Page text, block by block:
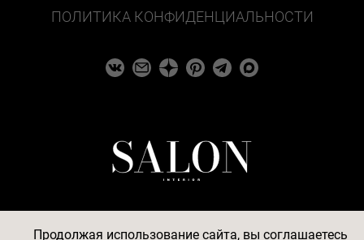
ПОЛИТИКА КОНФИДЕНЦИАЛЬНОСТИ
Продолжая использование сайта, вы соглашаетесь